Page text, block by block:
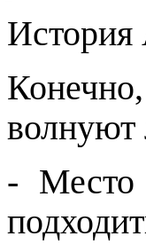
История
волнуют
- Место